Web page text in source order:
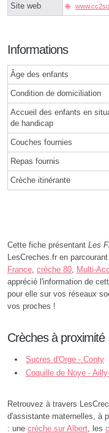
Site web
Informations
Âge des enfants
Condition de domiciliation
Accueil des enfants en
de handicap
Couches fournies
Repas fournis
Crèche itinérante
Cette fiche présentant Les
LesCreches.fr en
France crèche 80 Multi-
apprécié l'information de
pour elle sur vos réseaux
vos proches !
Crèches à proximité
Sucres d'Orge - Conty
Coquille de Noye -
Retrouvez à travers
d'assistante maternelles, à
: une crèche sur Albert , les